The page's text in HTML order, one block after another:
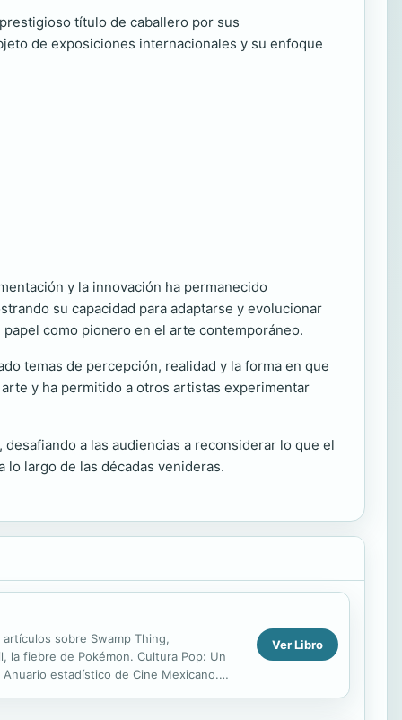
título de caballero por sus
de exposiciones internacionales y su enfoque
y la innovación ha permanecido
su capacidad para adaptarse y evolucionar
como pionero en el arte contemporáneo.
temas de percepción, realidad y la forma en que
y ha permitido a otros artistas experimentar
a las audiencias a reconsiderar lo que el
largo de las décadas venideras.
sobre Swamp Thing,
la fiebre de Pokémon. Cultura Pop: Un
estadístico de Cine Mexicano.
Ver Libro